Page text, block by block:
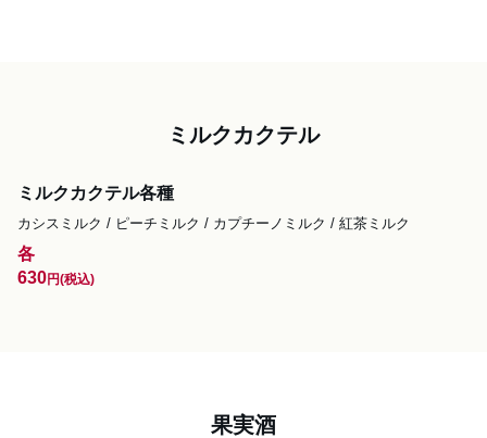
ミルクカクテル
ミルクカクテル各種
カシスミルク / ピーチミルク / カプチーノミルク / 紅茶ミルク
各
630円(税込)
果実酒